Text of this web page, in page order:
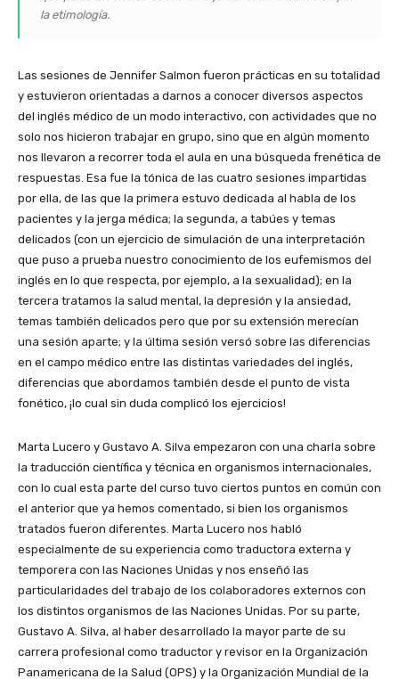
la etimología.
Las sesiones de Jennifer Salmon fueron prácticas en su totalidad
y estuvieron orientadas a darnos a conocer diversos aspectos
del inglés médico de un modo interactivo, con actividades que no
solo nos hicieron trabajar en grupo, sino que en algún momento
nos llevaron a recorrer toda el aula en una búsqueda frenética de
respuestas. Esa fue la tónica de las cuatro sesiones impartidas
por ella, de las que la primera estuvo dedicada al habla de los
pacientes y la jerga médica; la segunda, a tabúes y temas
delicados (con un ejercicio de simulación de una interpretación
que puso a prueba nuestro conocimiento de los eufemismos del
inglés en lo que respecta, por ejemplo, a la sexualidad); en la
tercera tratamos la salud mental, la depresión y la ansiedad,
temas también delicados pero que por su extensión merecían
una sesión aparte; y la última sesión versó sobre las diferencias
en el campo médico entre las distintas variedades del inglés,
diferencias que abordamos también desde el punto de vista
fonético, ¡lo cual sin duda complicó los ejercicios!
Marta Lucero y Gustavo A. Silva empezaron con una charla sobre
la traducción científica y técnica en organismos internacionales,
con lo cual esta parte del curso tuvo ciertos puntos en común con
el anterior que ya hemos comentado, si bien los organismos
tratados fueron diferentes. Marta Lucero nos habló
especialmente de su experiencia como traductora externa y
temporera con las Naciones Unidas y nos enseñó las
particularidades del trabajo de los colaboradores externos con
los distintos organismos de las Naciones Unidas. Por su parte,
Gustavo A. Silva, al haber desarrollado la mayor parte de su
carrera profesional como traductor y revisor en la Organización
Panamericana de la Salud (OPS) y la Organización Mundial de la